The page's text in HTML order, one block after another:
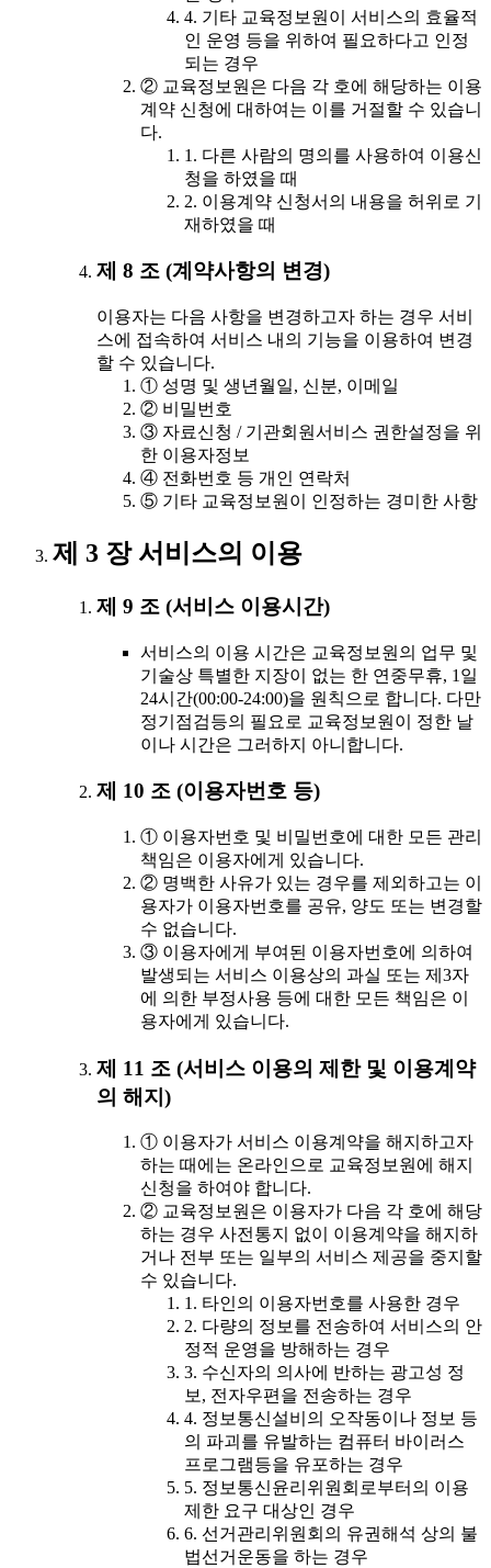
4. 기타 교육정보원이 서비스의 효율적
인 운영 등을 위하여 필요하다고 인정
되는 경우
② 교육정보원은 다음 각 호에 해당하는 이용
계약 신청에 대하여는 이를 거절할 수 있습니
다.
1. 다른 사람의 명의를 사용하여 이용신
청을 하였을 때
2. 이용계약 신청서의 내용을 허위로 기
재하였을 때
제 8 조 (계약사항의 변경)
이용자는 다음 사항을 변경하고자 하는 경우 서비
스에 접속하여 서비스 내의 기능을 이용하여 변경
할 수 있습니다.
① 성명 및 생년월일, 신분, 이메일
② 비밀번호
③ 자료신청 / 기관회원서비스 권한설정을 위
한 이용자정보
④ 전화번호 등 개인 연락처
⑤ 기타 교육정보원이 인정하는 경미한 사항
제 3 장 서비스의 이용
제 9 조 (서비스 이용시간)
서비스의 이용 시간은 교육정보원의 업무 및
기술상 특별한 지장이 없는 한 연중무휴, 1일
24시간(00:00-24:00)을 원칙으로 합니다. 다만
정기점검등의 필요로 교육정보원이 정한 날
이나 시간은 그러하지 아니합니다.
제 10 조 (이용자번호 등)
① 이용자번호 및 비밀번호에 대한 모든 관리
책임은 이용자에게 있습니다.
② 명백한 사유가 있는 경우를 제외하고는 이
용자가 이용자번호를 공유, 양도 또는 변경할
수 없습니다.
③ 이용자에게 부여된 이용자번호에 의하여
발생되는 서비스 이용상의 과실 또는 제3자
에 의한 부정사용 등에 대한 모든 책임은 이
용자에게 있습니다.
제 11 조 (서비스 이용의 제한 및 이용계약
의 해지)
① 이용자가 서비스 이용계약을 해지하고자
하는 때에는 온라인으로 교육정보원에 해지
신청을 하여야 합니다.
② 교육정보원은 이용자가 다음 각 호에 해당
하는 경우 사전통지 없이 이용계약을 해지하
거나 전부 또는 일부의 서비스 제공을 중지할
수 있습니다.
1. 타인의 이용자번호를 사용한 경우
2. 다량의 정보를 전송하여 서비스의 안
정적 운영을 방해하는 경우
3. 수신자의 의사에 반하는 광고성 정
보, 전자우편을 전송하는 경우
4. 정보통신설비의 오작동이나 정보 등
의 파괴를 유발하는 컴퓨터 바이러스
프로그램등을 유포하는 경우
5. 정보통신윤리위원회로부터의 이용
제한 요구 대상인 경우
6. 선거관리위원회의 유권해석 상의 불
법선거운동을 하는 경우